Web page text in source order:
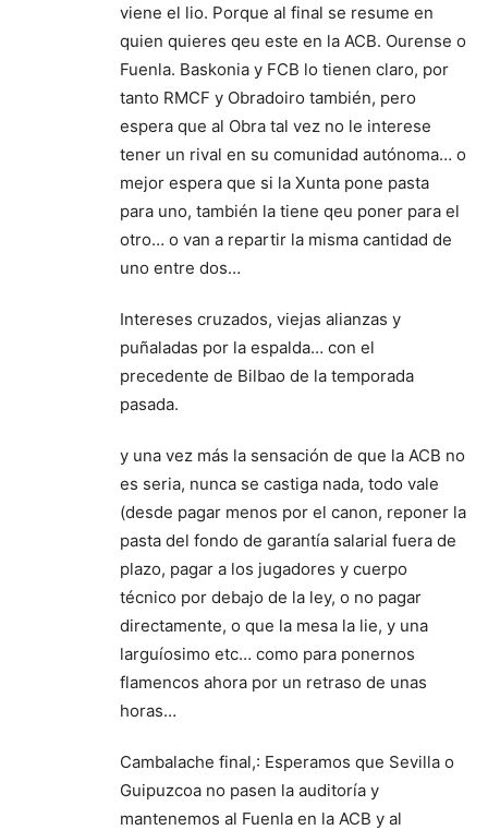
viene el lio. Porque al final se resume en
quien quieres qeu este en la ACB. Ourense o
Fuenla. Baskonia y FCB lo tienen claro, por
tanto RMCF y Obradoiro también, pero
espera que al Obra tal vez no le interese
tener un rival en su comunidad autónoma… o
mejor espera que si la Xunta pone pasta
para uno, también la tiene qeu poner para el
otro… o van a repartir la misma cantidad de
uno entre dos…
Intereses cruzados, viejas alianzas y
puñaladas por la espalda… con el
precedente de Bilbao de la temporada
pasada.
y una vez más la sensación de que la ACB no
es seria, nunca se castiga nada, todo vale
(desde pagar menos por el canon, reponer la
pasta del fondo de garantía salarial fuera de
plazo, pagar a los jugadores y cuerpo
técnico por debajo de la ley, o no pagar
directamente, o que la mesa la lie, y una
larguíosimo etc… como para ponernos
flamencos ahora por un retraso de unas
horas…
Cambalache final,: Esperamos que Sevilla o
Guipuzcoa no pasen la auditoría y
mantenemos al Fuenla en la ACB y al